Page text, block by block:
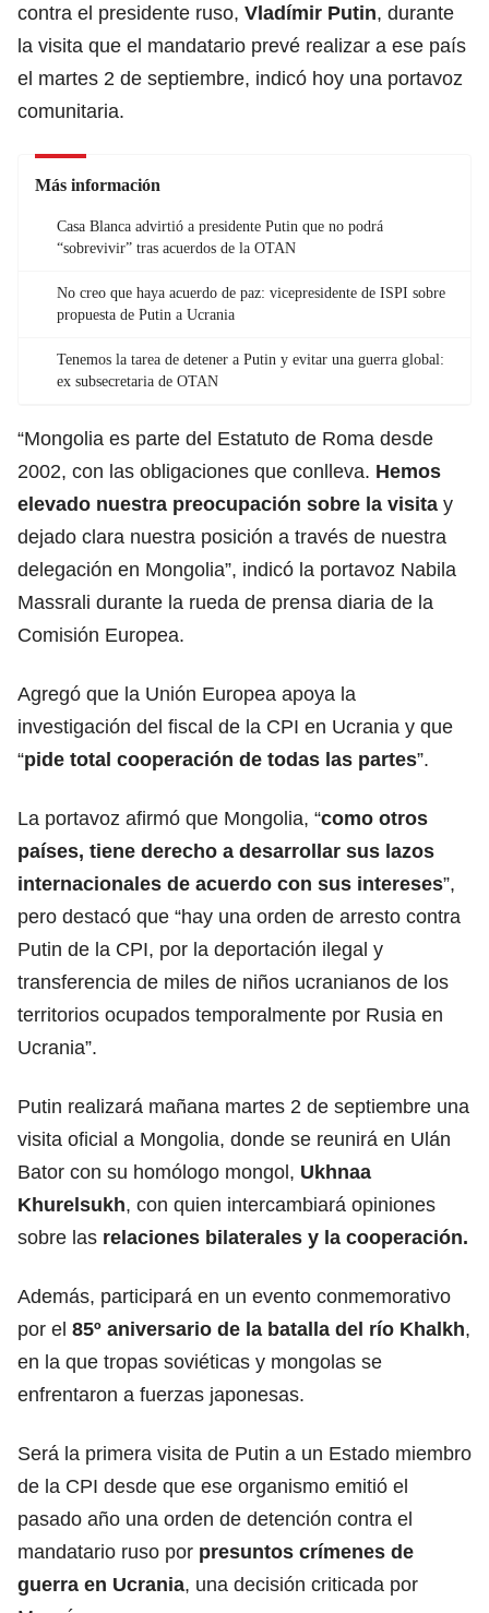
contra el presidente ruso, Vladímir Putin, durante
la visita que el mandatario prevé realizar a ese país
el martes 2 de septiembre, indicó hoy una portavoz
comunitaria.
Más información
Casa Blanca advirtió a presidente Putin que no podrá
“sobrevivir” tras acuerdos de la OTAN
No creo que haya acuerdo de paz: vicepresidente de ISPI sobre
propuesta de Putin a Ucrania
Tenemos la tarea de detener a Putin y evitar una guerra global:
ex subsecretaria de OTAN
“Mongolia es parte del Estatuto de Roma desde
2002, con las obligaciones que conlleva. Hemos
elevado nuestra preocupación sobre la visita y
dejado clara nuestra posición a través de nuestra
delegación en Mongolia”, indicó la portavoz Nabila
Massrali durante la rueda de prensa diaria de la
Comisión Europea.
Agregó que la Unión Europea apoya la
investigación del fiscal de la CPI en Ucrania y que
“pide total cooperación de todas las partes”.
La portavoz afirmó que Mongolia, “como otros
países, tiene derecho a desarrollar sus lazos
internacionales de acuerdo con sus intereses”,
pero destacó que “hay una orden de arresto contra
Putin de la CPI, por la deportación ilegal y
transferencia de miles de niños ucranianos de los
territorios ocupados temporalmente por Rusia en
Ucrania”.
Putin realizará mañana martes 2 de septiembre una
visita oficial a Mongolia, donde se reunirá en Ulán
Bator con su homólogo mongol, Ukhnaa
Khurelsukh, con quien intercambiará opiniones
sobre las relaciones bilaterales y la cooperación.
Además, participará en un evento conmemorativo
por el 85º aniversario de la batalla del río Khalkh,
en la que tropas soviéticas y mongolas se
enfrentaron a fuerzas japonesas.
Será la primera visita de Putin a un Estado miembro
de la CPI desde que ese organismo emitió el
pasado año una orden de detención contra el
mandatario ruso por presuntos crímenes de
guerra en Ucrania, una decisión criticada por